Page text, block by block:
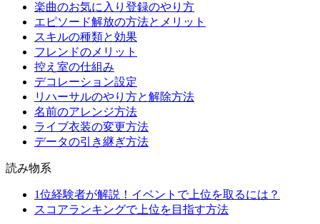
楽曲のお気に入り登録のやり方
エピソード解放の方法とメリット
スキルの種類と効果
フレンドのメリット
控え室の仕組み
デコレーション設定
リハーサルのやり方と解除方法
名前のアレンジ方法
ライブ衣装の変更方法
データの引き継ぎ方法
読み物系
1位経験者が解説！イベントで上位を取るには？
スコアランキングで上位を目指す方法